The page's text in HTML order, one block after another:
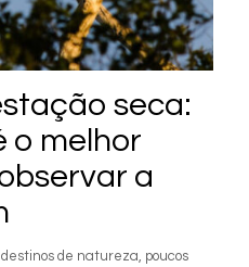
seca:
o melhor
a
de natureza, poucos